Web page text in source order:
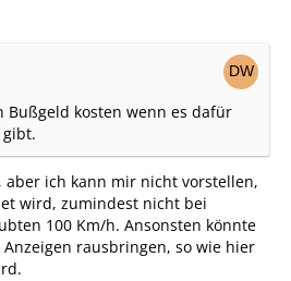
Bußgeld kosten wenn es dafür
aber ich kann mir nicht vorstellen,
wird, zumindest nicht bei
100 Km/h. Ansonsten könnte
rausbringen, so wie hier